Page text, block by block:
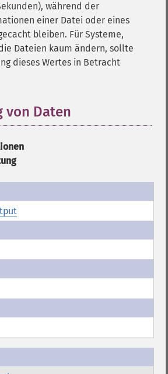
während der
einer Datei oder eines
bleiben. Für Systeme,
Dateien kaum ändern, sollte
dieses Wertes in Betracht
von Daten